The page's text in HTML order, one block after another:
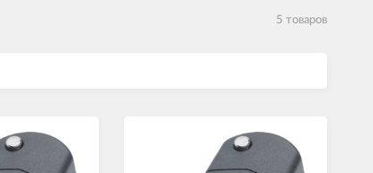
5 товаров